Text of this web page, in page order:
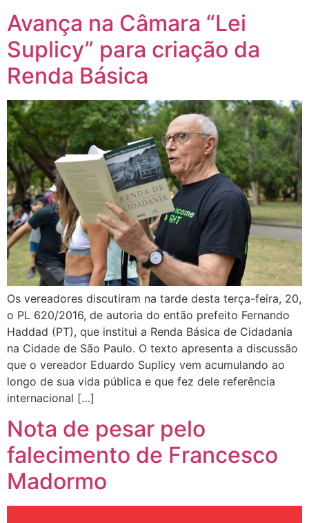
Avança na Câmara “Lei
Suplicy” para criação da
Renda Básica
Os vereadores discutiram na tarde desta terça-feira, 20,
o PL 620/2016, de autoria do então prefeito Fernando
Haddad (PT), que institui a Renda Básica de Cidadania
na Cidade de São Paulo. O texto apresenta a discussão
que o vereador Eduardo Suplicy vem acumulando ao
longo de sua vida pública e que fez dele referência
internacional […]
Nota de pesar pelo
falecimento de Francesco
Madormo